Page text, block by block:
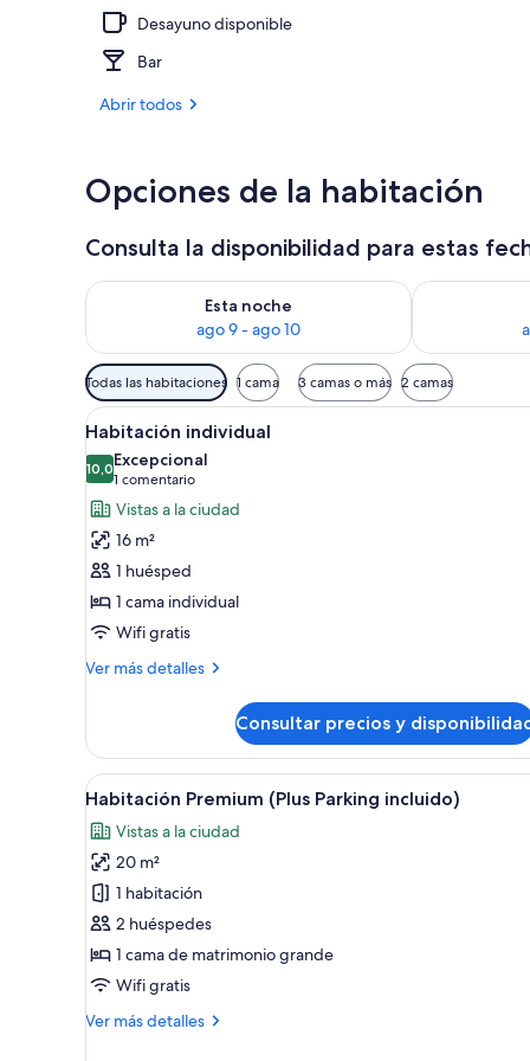
Desayuno disponible
Bar
Abrir todos
Opciones de la habitación
Consulta la disponibilidad para estas
Esta noche
ago 9 - ago 10
Consulta la disponibilidad para esta noche, ago 9 -
Consulta la
Filtros
disponibles
para
las
habitaciones
Todas las habitaciones 1 cama 3 camas o más 2 camas
Abrir
todas
las
fotos
de
Habitación
individual
Minibar, caja fuerte, escritorio
12
Habitación individual
10,010,0 de 10
Excepcional
1 comentario
(1 comentario)
Vistas a la ciudad
16 m²
1 huésped
1 cama individual
Wifi gratis
Ver más detalles
Más
individual
Consultar precios y
Abrir
todas
las
fotos
de
Habitación
Premium
(Plus
Parking
incluido)
Habitación Premium (Plus
15
Habitación Premium (Plus Parking incluido)
Vistas a la ciudad
20 m²
1 habitación
2 huéspedes
1 cama de matrimonio grande
Wifi gratis
Ver más detalles
Más